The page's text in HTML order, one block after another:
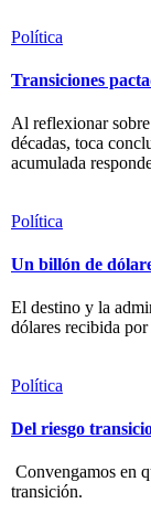
Política
Transiciones
Al reflexionar
décadas, toca
acumulada
Política
Un billón de
El destino y la
dólares recibida
Política
Del riesgo
Convengamos en
transición.